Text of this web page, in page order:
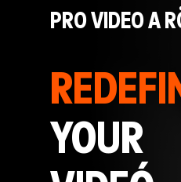
PRO VIDEO A
YOUR